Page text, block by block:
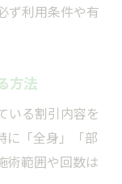
ず利用条件や有
方法
いる割引内容を
に「全身」「部
術範囲や回数は